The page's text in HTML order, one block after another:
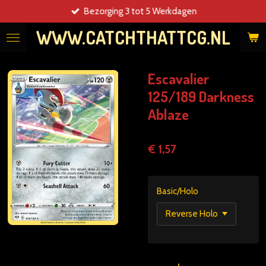
direct
naar
WWW.CATCHTHATTCG.NL
Bezorging 3 tot 5 Werkdagen
Escavalier
125/189 Darkness
Ablaze
€ 1,57
Basic/Holo